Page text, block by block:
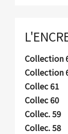
Collection
Collection
Collec 61
Collec 60
Collec. 59
Collec. 58